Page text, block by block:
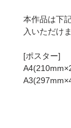
本作品は下
入いただけ
[ポスター]